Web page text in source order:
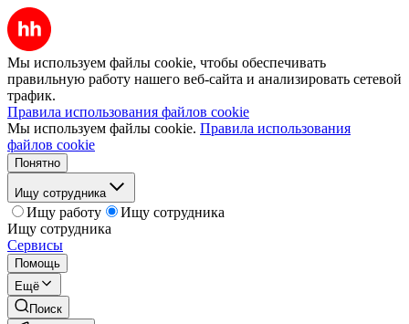
Мы используем файлы cookie, чтобы обеспечивать
правильную работу нашего веб-сайта и анализировать сетевой
трафик.
Правила использования файлов cookie
Мы используем файлы cookie. Правила использования
файлов cookie
Понятно
Ищу сотрудника
Ищу работу
Ищу сотрудника
Ищу сотрудника
Сервисы
Помощь
Ещё
Поиск